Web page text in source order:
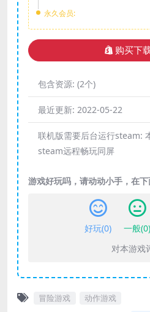
永久会员:
购买下
包含资源: (2个)
最近更新: 2022-05-22
联机版需要后台运行steam:
steam远程畅玩同屏
游戏好玩吗，请动动小手，在下
好玩(0) 一般(0)
对本游戏
冒险游戏 动作游戏